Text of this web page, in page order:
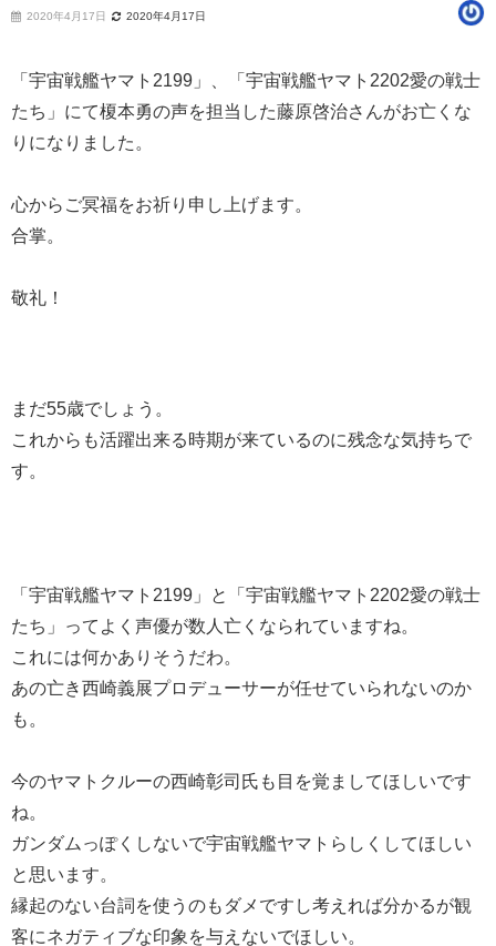
2020年4月17日 2020年4月17日
「宇宙戦艦ヤマト2199」、「宇宙戦艦ヤマト2202愛の戦士
たち」にて榎本勇の声を担当した藤原啓治さんがお亡くな
りになりました。
心からご冥福をお祈り申し上げます。
合掌。
敬礼！
まだ55歳でしょう。
これからも活躍出来る時期が来ているのに残念な気持ちで
す。
「宇宙戦艦ヤマト2199」と「宇宙戦艦ヤマト2202愛の戦士
たち」ってよく声優が数人亡くなられていますね。
これには何かありそうだわ。
あの亡き西崎義展プロデューサーが任せていられないのか
も。
今のヤマトクルーの西崎彰司氏も目を覚ましてほしいです
ね。
ガンダムっぽくしないで宇宙戦艦ヤマトらしくしてほしい
と思います。
縁起のない台詞を使うのもダメですし考えれば分かるが観
客にネガティブな印象を与えないでほしい。